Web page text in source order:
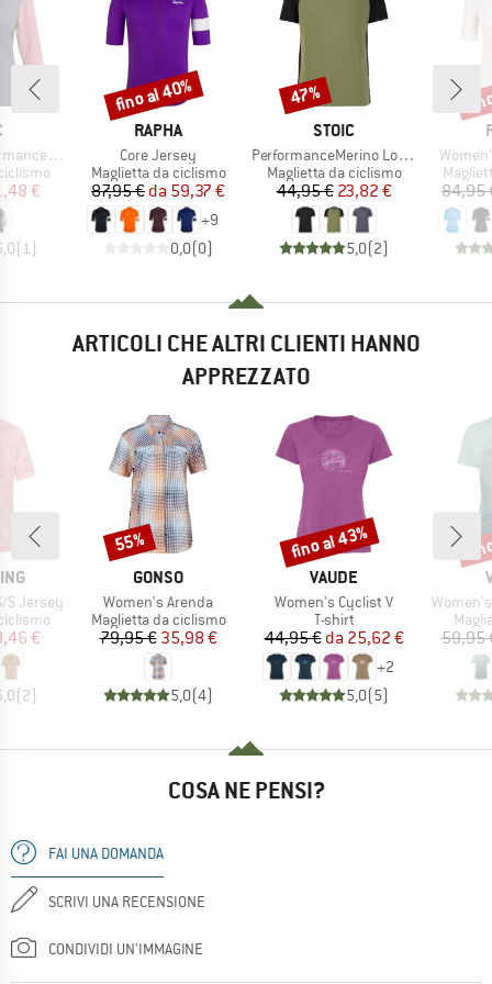
MTB 3/4 Tee
ridotto
€
(1 )
MARCHIO
RAPHA
Articolo
Core Jersey
Gruppo di prodotti
Maglietta da ciclismo
Prezzo
87,95 € Prezzo ridotto
da 59,37 €
+9
0,0(0)
Sconto
fino al 40%
MARCHIO
STOIC
Articolo
PerformanceMerino LofsdalenSt. MTB S/S
Gruppo di prodotti
Maglietta da ciclismo
Prezzo
44,95 €Prezzo ridotto
23,82 €
5,0(2)
Sconto
47%
Articolo
84,95
ARTICOLI CHE ALTRI CLIENTI HANNO
APPREZZATO
S Jersey
ridotto
€
(2)
MARCHIO
GONSO
Articolo
Women's Arenda
Gruppo di prodotti
Maglietta da ciclismo
Prezzo
79,95 €Prezzo ridotto
35,98 €
5,0(4)
Sconto
55%
MARCHIO
VAUDE
Articolo
Women's Cyclist V
Gruppo di prodotti
T-shirt
Prezzo
44,95 € Prezzo ridotto
da 25,62 €
+2
5,0(5)
Sconto
fino al 43%
Articolo
59,95
COSA NE PENSI?
FAI UNA DOMANDA
SCRIVI UNA RECENSIONE
CONDIVIDI UN'IMMAGINE